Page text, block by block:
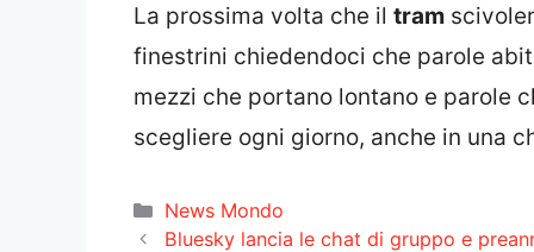
La prossima volta che il tram
finestrini chiedendoci che parole
mezzi che portano lontano e parole
scegliere ogni giorno, anche in una
Categorie
News Mondo
Bluesky lancia le chat di gruppo e